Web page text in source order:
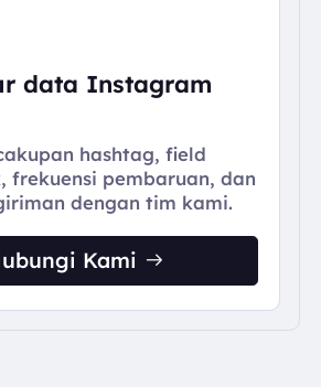
data Instagram
hashtag, field
frekuensi pembaruan, dan
dengan tim kami.
Kami